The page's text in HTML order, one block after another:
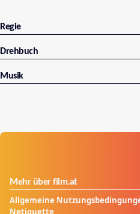
Regie
Drehbuch
Musik
Mehr über film.at
Allgemeine
Netiquette